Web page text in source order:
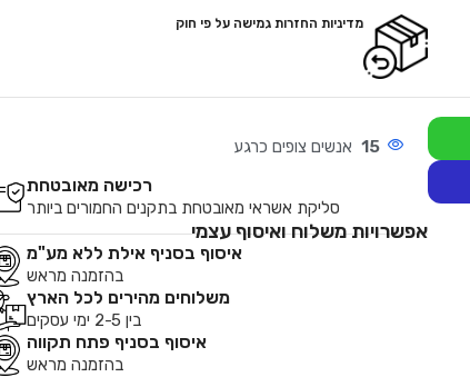
מדיניות החזרות גמישה על פי חוק
15 אנשים צופים כרגע
רכישה מאובטחת
סליקת אשראי מאובטחת בתקנים החמורים ביותר
אפשרויות משלוח ואיסוף עצמי
איסוף בסניף אילת ללא מע"מ
בהזמנה מראש
משלוחים מהירים לכל הארץ
בין 2-5 ימי עסקים
איסוף בסניף פתח תקווה
בהזמנה מראש